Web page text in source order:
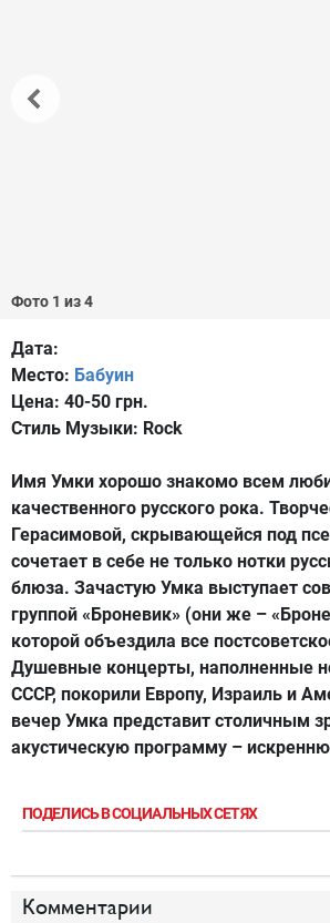
Фото 1 из 4
Дата:
Место: Бабуин
Цена: 40-50 грн.
Стиль Музыки: Rock
Имя Умки хорошо знакомо всем
качественного русского рока.
Герасимовой, скрывающейся под
сочетает в себе не только нотки
блюза. Зачастую Умка выступает
группой «Броневик» (они же –
которой объездила все
Душевные концерты, наполненные
СССР, покорили Европу, Израиль и
вечер Умка представит столичным
акустическую программу –
ПОДЕЛИСЬ В СОЦИАЛЬНЫХ СЕТЯХ
Комментарии